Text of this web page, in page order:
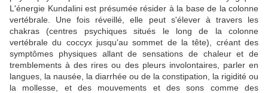
L'énergie Kundalini est présumée résider à la base de la colonne
vertébrale. Une fois réveillé, elle peut s'élever à travers les
chakras (centres psychiques situés le long de la colonne
vertébrale du coccyx jusqu'au sommet de la tête), créant des
symptômes physiques allant de sensations de chaleur et de
tremblements à des rires ou des pleurs involontaires, parler en
langues, la nausée, la diarrhée ou de la constipation, la rigidité ou
la mollesse, et des mouvements et des sons comme des